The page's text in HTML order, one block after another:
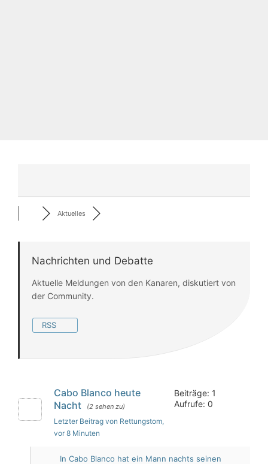
Aktuelles
Nachrichten und Debatte
Aktuelle Meldungen von den Kanaren, diskutiert von
der Community.
RSS
Cabo Blanco heute
Nacht
(2 sehen zu)
Letzter Beitrag von Rettungstom,
vor 8 Minuten
Beiträge: 1
Aufrufe: 0
In Cabo Blanco hat ein Mann nachts seinen